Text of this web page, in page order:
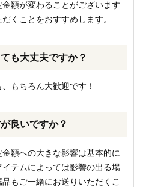
額が変わることがございます
くことをおすすめします。
も大丈夫ですか？
もちろん大歓迎です！
良いですか？
額への大きな影響は基本的に
テムによっては影響の出る場
もご一緒にお送りいただくこ